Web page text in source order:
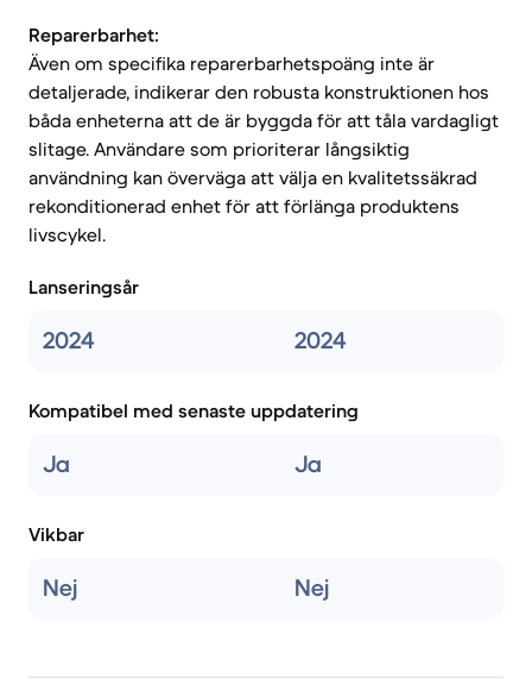
Reparerbarhet:
Även om specifika reparerbarhetspoäng inte är
detaljerade, indikerar den robusta konstruktionen hos
båda enheterna att de är byggda för att tåla vardagligt
slitage. Användare som prioriterar långsiktig
användning kan överväga att välja en kvalitetssäkrad
rekonditionerad enhet för att förlänga produktens
livscykel.
Lanseringsår
2024 2024
Kompatibel med senaste uppdatering
Ja Ja
Vikbar
Nej Nej